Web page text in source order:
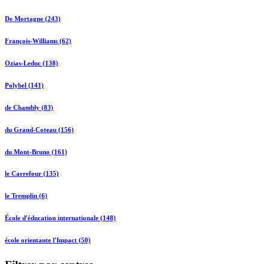
De Mortagne (243)
François-Williams (62)
Ozias-Leduc (138)
Polybel (141)
de Chambly (83)
du Grand-Coteau (156)
du Mont-Bruno (161)
le Carrefour (135)
le Tremplin (6)
École d'éducation internationale (148)
école orientante l'Impact (50)